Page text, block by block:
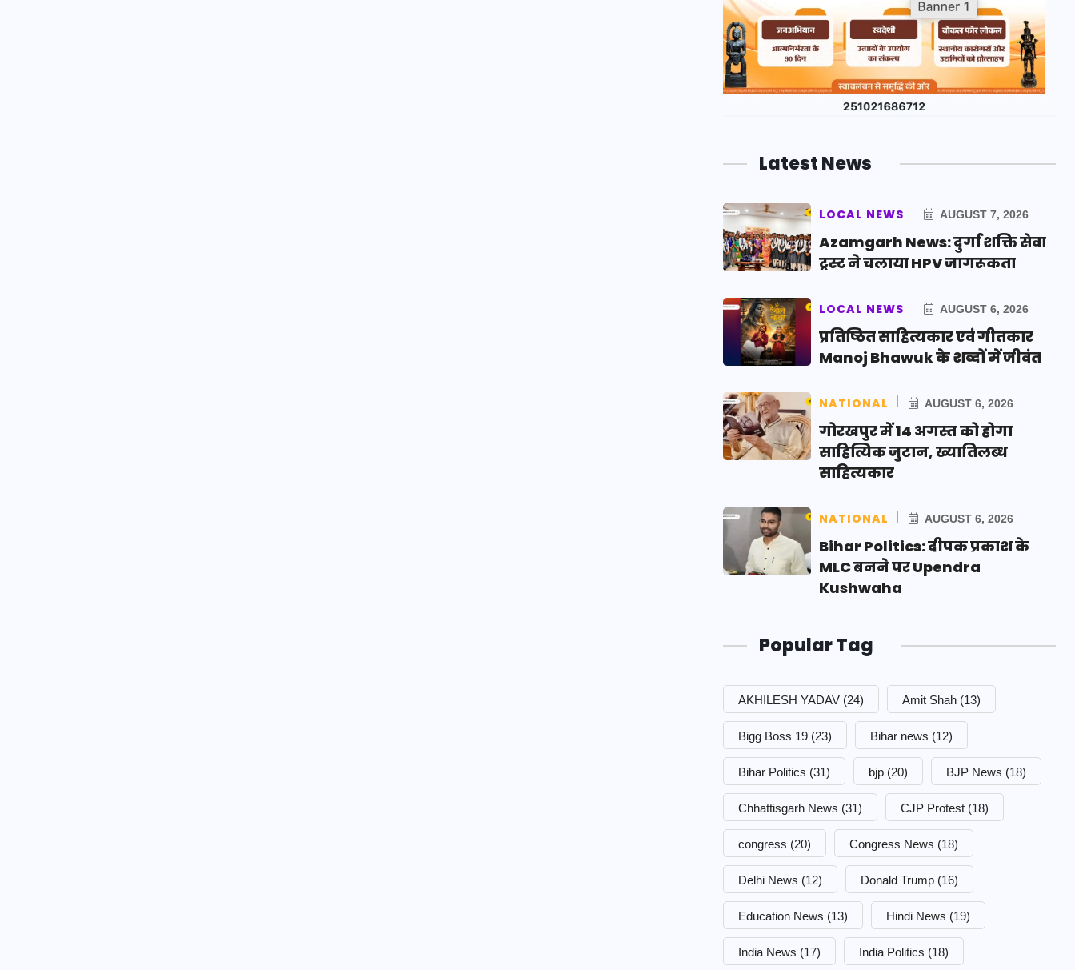
Latest News
LOCAL NEWS AUGUST 7, 2026
Azamgarh News: दुर्गा शक्ति सेवा
ट्रस्ट ने चलाया HPV जागरूकता
LOCAL NEWS AUGUST 6, 2026
प्रतिष्ठित साहित्यकार एवं गीतकार
Manoj Bhawuk के शब्दों में जीवंत
NATIONAL AUGUST 6, 2026
गोरखपुर में 14 अगस्त को होगा
साहित्यिक जुटान, ख्यातिलब्ध
साहित्यकार
NATIONAL AUGUST 6, 2026
Bihar Politics: दीपक प्रकाश के
MLC बनने पर Upendra
Kushwaha
Popular Tag
AKHILESH YADAV (24) Amit Shah (13)
Bigg Boss 19 (23) Bihar news (12)
Bihar Politics (31) bjp (20) BJP News (18)
Chhattisgarh News (31) CJP Protest (18)
congress (20) Congress News (18)
Delhi News (12) Donald Trump (16)
Education News (13) Hindi News (19)
India News (17) India Politics (18)